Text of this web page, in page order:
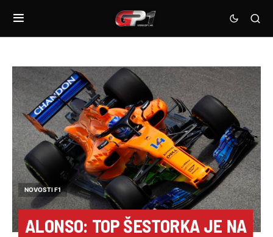
NOVOSTI F1
ALONSO: TOP ŠESTORKA JE NA